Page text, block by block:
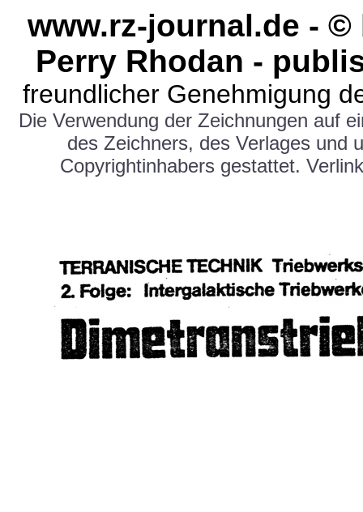
www.rz-journal.de -
Perry Rhodan -
freundlicher Genehmigung
Die Verwendung der Zeichnungen auf
des Zeichners, des Verlages und
Copyrightinhabers gestattet.